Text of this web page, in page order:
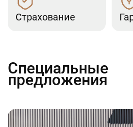
Страхование
Специальные
предложения